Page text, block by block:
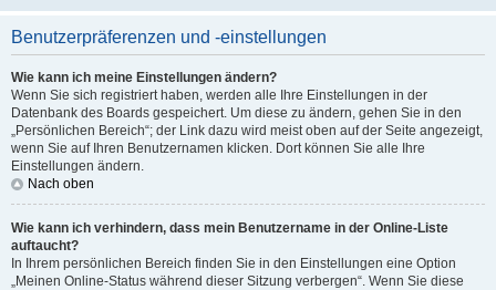
Benutzerpräferenzen und -einstellungen
Wie kann ich meine Einstellungen ändern?
Wenn Sie sich registriert haben, werden alle Ihre Einstellungen in der
Datenbank des Boards gespeichert. Um diese zu ändern, gehen Sie in den
„Persönlichen Bereich“; der Link dazu wird meist oben auf der Seite angezeigt,
wenn Sie auf Ihren Benutzernamen klicken. Dort können Sie alle Ihre
Einstellungen ändern.
Nach oben
Wie kann ich verhindern, dass mein Benutzername in der Online-Liste
auftaucht?
In Ihrem persönlichen Bereich finden Sie in den Einstellungen eine Option
„Meinen Online-Status während dieser Sitzung verbergen“. Wenn Sie diese